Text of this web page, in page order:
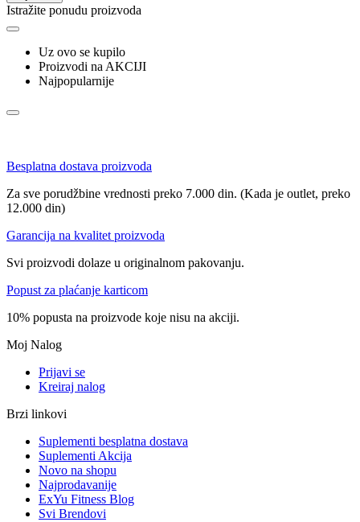
Istražite ponudu proizvoda
Uz ovo se kupilo
Proizvodi na AKCIJI
Najpopularnije
Besplatna dostava proizvoda
Za sve porudžbine vrednosti preko 7.000 din. (Kada je outlet, preko
12.000 din)
Garancija na kvalitet proizvoda
Svi proizvodi dolaze u originalnom pakovanju.
Popust za plaćanje karticom
10% popusta na proizvode koje nisu na akciji.
Moj Nalog
Prijavi se
Kreiraj nalog
Brzi linkovi
Suplementi besplatna dostava
Suplementi Akcija
Novo na shopu
Najprodavanije
ExYu Fitness Blog
Svi Brendovi